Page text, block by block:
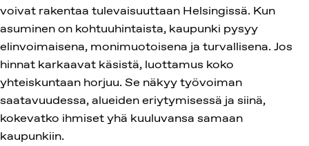
voivat rakentaa tulevaisuuttaan Helsingissä. Kun
asuminen on kohtuuhintaista, kaupunki pysyy
elinvoimaisena, monimuotoisena ja turvallisena. Jos
hinnat karkaavat käsistä, luottamus koko
yhteiskuntaan horjuu. Se näkyy työvoiman
saatavuudessa, alueiden eriytymisessä ja siinä,
kokevatko ihmiset yhä kuuluvansa samaan
kaupunkiin.